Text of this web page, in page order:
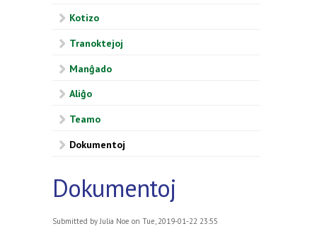
Kotizo
Tranoktejoj
Manĝado
Aliĝo
Teamo
Dokumentoj
Dokumentoj
Submitted byJulia Noe on Tue, 2019-01-22 23:55